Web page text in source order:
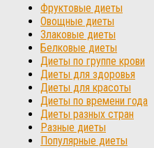
Фруктовые диеты
Овощные диеты
Злаковые диеты
Белковые диеты
Диеты по группе крови
Диеты для здоровья
Диеты для красоты
Диеты по времени года
Диеты разных стран
Разные диеты
Популярные диеты